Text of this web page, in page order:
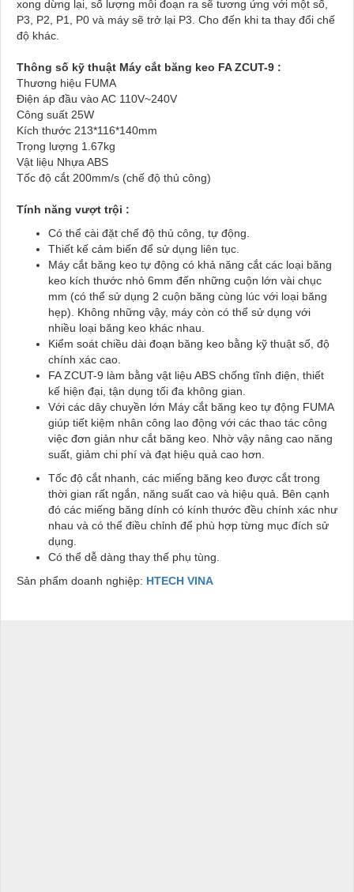
xong dừng lại, số lượng mỗi đoạn ra sẽ tương ứng với một số,
P3, P2, P1, P0 và máy sẽ trở lại P3. Cho đến khi ta thay đổi chế
độ khác.
Thông số kỹ thuật Máy cắt băng keo FA ZCUT-9 :
Thương hiệu FUMA
Điện áp đầu vào AC 110V~240V
Công suất 25W
Kích thước 213*116*140mm
Trọng lượng 1.67kg
Vật liệu Nhựa ABS
Tốc độ cắt 200mm/s (chế độ thủ công)
Tính năng vượt trội :
Có thể cài đặt chế độ thủ công, tự động.
Thiết kế cảm biến để sử dụng liên tục.
Máy cắt băng keo tự động có khả năng cắt các loại băng
keo kích thước nhỏ 6mm đến những cuộn lớn vài chục
mm (có thể sử dụng 2 cuộn băng cùng lúc với loại băng
hẹp). Không những vậy, máy còn có thể sử dụng với
nhiều loại băng keo khác nhau.
Kiểm soát chiều dài đoạn băng keo bằng kỹ thuật số, độ
chính xác cao.
FA ZCUT-9 làm bằng vật liệu ABS chống tĩnh điện, thiết
kế hiện đại, tận dụng tối đa không gian.
Với các dây chuyền lớn Máy cắt băng keo tự động FUMA
giúp tiết kiệm nhân công lao động với các thao tác công
việc đơn giản như cắt băng keo. Nhờ vậy nâng cao năng
suất, giảm chi phí và đạt hiệu quả cao hơn.
Tốc độ cắt nhanh, các miếng băng keo được cắt trong
thời gian rất ngắn, năng suất cao và hiệu quả. Bên cạnh
đó các miếng băng dính có kính thước đều chính xác như
nhau và có thể điều chỉnh để phù hợp từng mục đích sử
dụng.
Có thể dễ dàng thay thế phụ tùng.
Sản phẩm doanh nghiệp: HTECH VINA